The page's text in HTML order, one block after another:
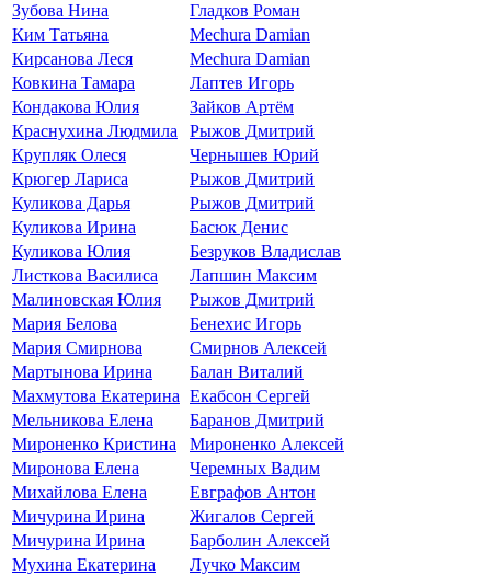
Зубова Нина
Гладков Роман
Ким Татьяна
Mechura Damian
Кирсанова Леся
Mechura Damian
Ковкина Тамара
Лаптев Игорь
Кондакова Юлия
Зайков Артём
Краснухина Людмила
Рыжов Дмитрий
Крупляк Олеся
Чернышев Юрий
Крюгер Лариса
Рыжов Дмитрий
Куликова Дарья
Рыжов Дмитрий
Куликова Ирина
Басюк Денис
Куликова Юлия
Безруков Владислав
Листкова Василиса
Лапшин Максим
Малиновская Юлия
Рыжов Дмитрий
Мария Белова
Бенехис Игорь
Мария Смирнова
Смирнов Алексей
Мартынова Ирина
Балан Виталий
Махмутова Екатерина Екабсон Сергей
Мельникова Елена
Баранов Дмитрий
Мироненко Кристина
Мироненко Алексей
Миронова Елена
Черемных Вадим
Михайлова Елена
Евграфов Антон
Мичурина Ирина
Жигалов Сергей
Мичурина Ирина
Барболин Алексей
Мухина Екатерина
Лучко Максим